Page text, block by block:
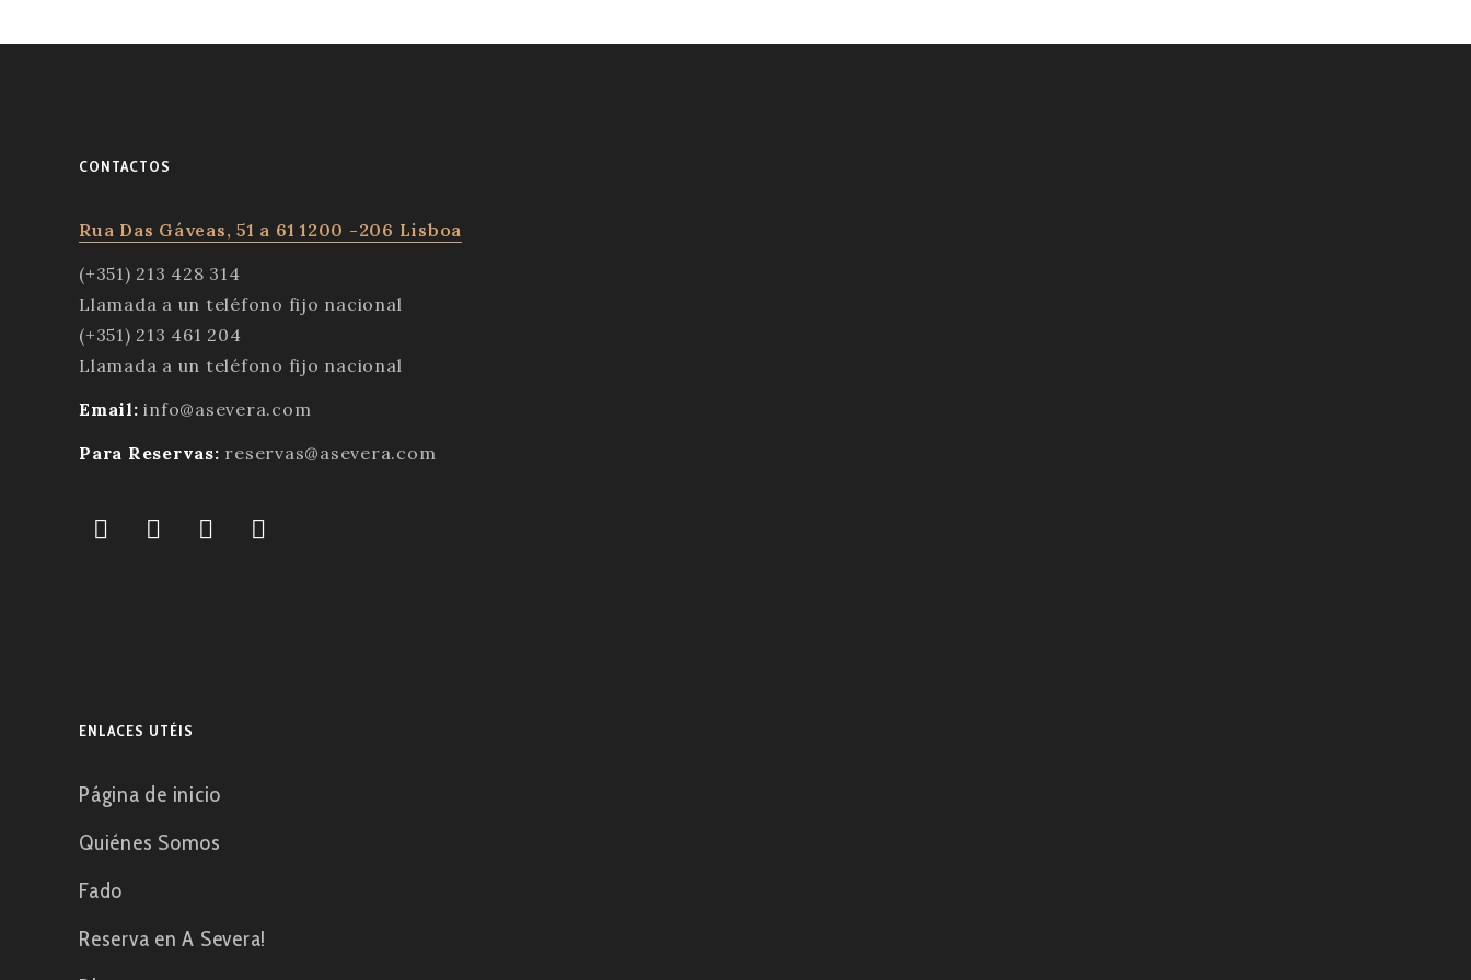
CONTACTOS
Rua Das Gáveas, 51 a 61 1200 -206 Lisboa
(+351) 213 428 314
Llamada a un teléfono fijo nacional
(+351) 213 461 204
Llamada a un teléfono fijo nacional
Email: info@asevera.com
Para Reservas: reservas@asevera.com
ENLACES UTÉIS
Página de inicio
Quiénes Somos
Fado
Reserva en A Severa!